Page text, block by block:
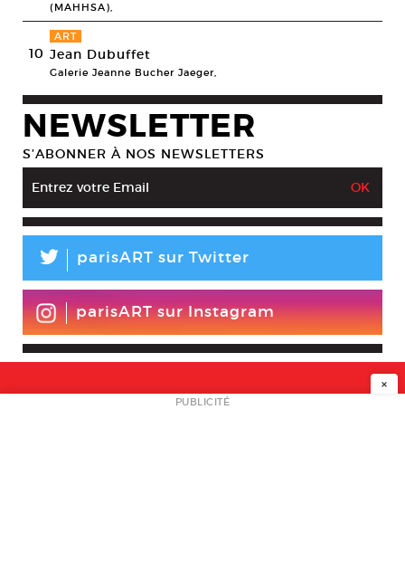
(MAHHSA),
10
ART
Jean Dubuffet
Galerie Jeanne Bucher Jaeger,
NEWSLETTER
S’ABONNER À NOS NEWSLETTERS
L parisART sur Twitter
parisART sur Instagram
NEWSLETTER
×
PUBLICITÉ